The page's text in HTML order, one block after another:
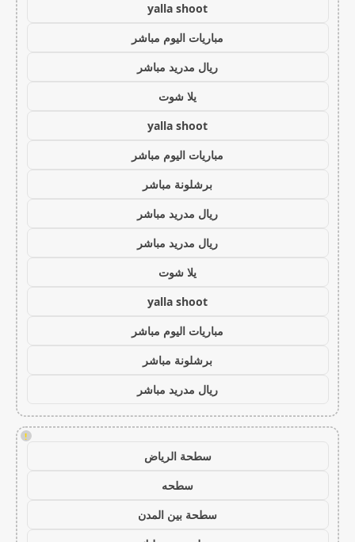
yalla shoot
مباريات اليوم مباشر
ريال مدريد مباشر
يلا شوت
yalla shoot
مباريات اليوم مباشر
برشلونة مباشر
ريال مدريد مباشر
ريال مدريد مباشر
يلا شوت
yalla shoot
مباريات اليوم مباشر
برشلونة مباشر
ريال مدريد مباشر
!
سطحة الرياض
سطحه
سطحة بين المدن